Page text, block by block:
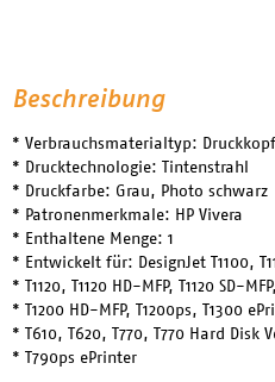
Beschreibung
* Verbrauchsmaterialtyp: Druckkopf
* Drucktechnologie: Tintenstrahl
* Druckfarbe: Grau, Photo schwarz
* Patronenmerkmale: HP Vivera
* Enthaltene Menge: 1
* Entwickelt für: DesignJet T1100,
* T1120, T1120 HD-MFP, T1120 SD-
* T1200 HD-MFP, T1200ps, T1300
* T610, T620, T770, T770 Hard Disk
* T790ps ePrinter